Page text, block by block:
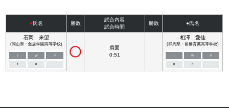
●氏名 勝敗
試合内容
試合時間
勝敗 ●氏名
石岡 来望
(岡山県・創志学園高等学校)
I W P
1 0
肩固
0:51
相澤 愛佳
(群馬県・前橋育英高等学校)
I W P
0 0